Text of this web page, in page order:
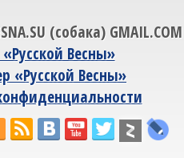
(собака) GMAIL.COM
Весны»
«Русской Весны»